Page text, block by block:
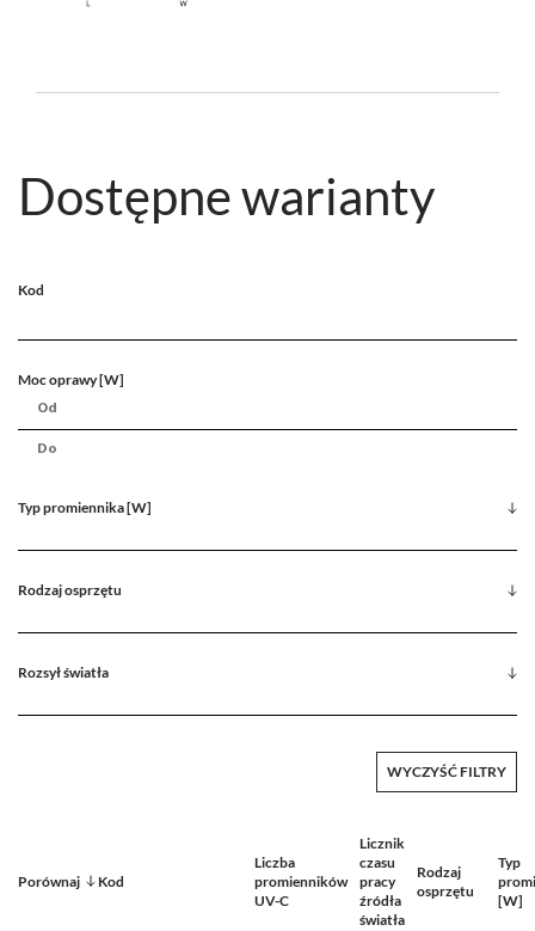
Dostępne warianty
Kod
Moc oprawy [W]
Typ promiennika [W]
Rodzaj osprzętu
Rozsył światła
WYCZYŚĆ FILTRY
Porównaj Kod
Liczba
promienników
UV-C
Licznik
czasu
pracy
źródła
światła
Rodzaj
osprzętu
Typ
[W]